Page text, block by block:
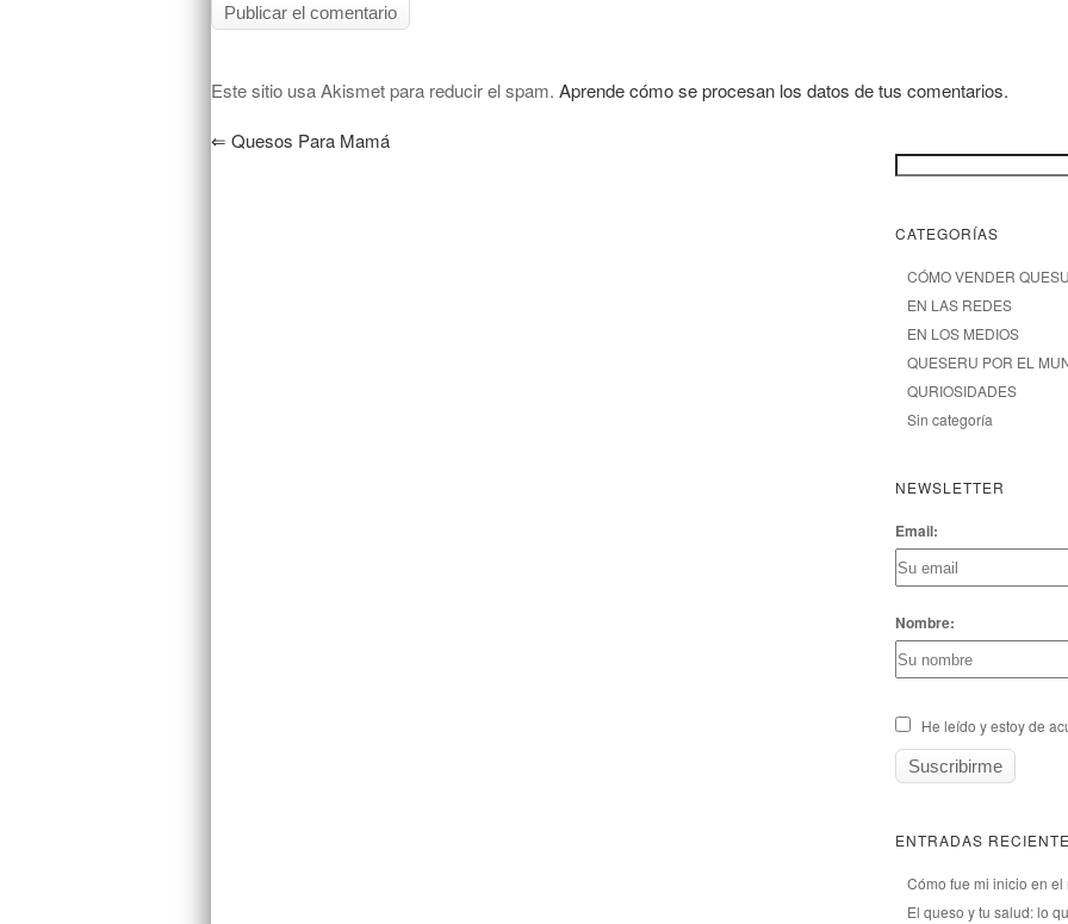
Este sitio usa Akismet para reducir el spam. Aprende cómo se procesan los datos de tus comentarios.
⇐ Quesos Para Mamá
CATEGORÍAS
CÓMO VENDER QUESU
EN LAS REDES
EN LOS MEDIOS
QUESERU POR EL
QURIOSIDADES
Sin categoría
NEWSLETTER
Email:
Nombre:
He leído y estoy de
ENTRADAS
Cómo fue mi inicio en
El queso y tu salud: lo